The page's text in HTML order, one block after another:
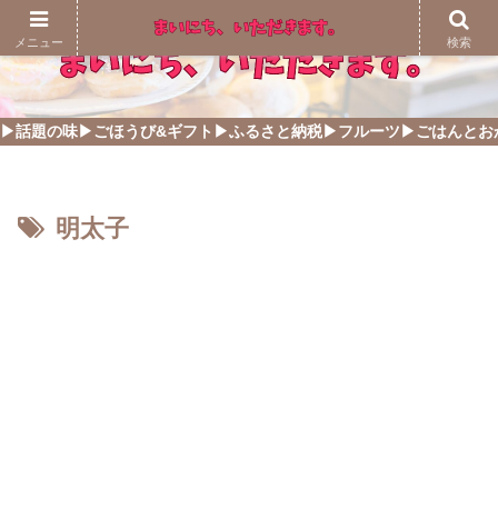
▶話題の味▶ごほうび&ギフト ▶ふるさと納税▶フルーツ ▶ごはんとお
明太子
メニュー 検索